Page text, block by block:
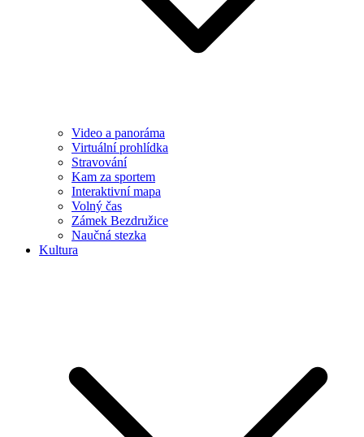
Video a panoráma
Virtuální prohlídka
Stravování
Kam za sportem
Interaktivní mapa
Volný čas
Zámek Bezdružice
Naučná stezka
Kultura